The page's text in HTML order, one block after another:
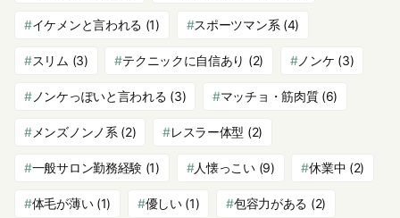
イケメンと言われる (1) スポーツマン系 (4)
スリム (3) テクニックに自信あり (2) ノンケ (3)
ノンケっぽいと言われる (3) マッチョ・筋肉質(6)
メンズノンノ系 (2) レスラー体型 (2)
一般サロン勤務経験 (1) 人懐っこい(9) 休業中 (2)
体毛が薄い(1) 優しい(1) 包容力がある (2)